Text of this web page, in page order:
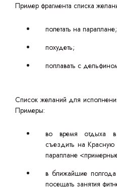
Пример фрагмента списка
полетать на параплане;
похудеть;
поплавать с
Список желаний для
Примеры:
во время отдыха
съездить на Красную
параплане
в ближайшие
посещать занятия